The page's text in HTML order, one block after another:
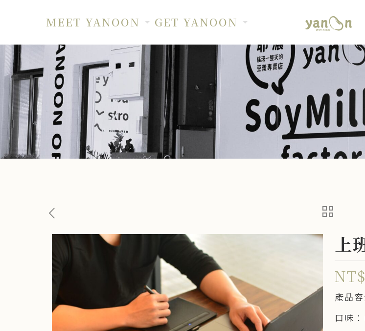
MEET YANOON GET YANOON
上班族下午開心醒腦系列
首頁 豆漿 上班族下午開心醒腦系列
上
NT$
產品
口味